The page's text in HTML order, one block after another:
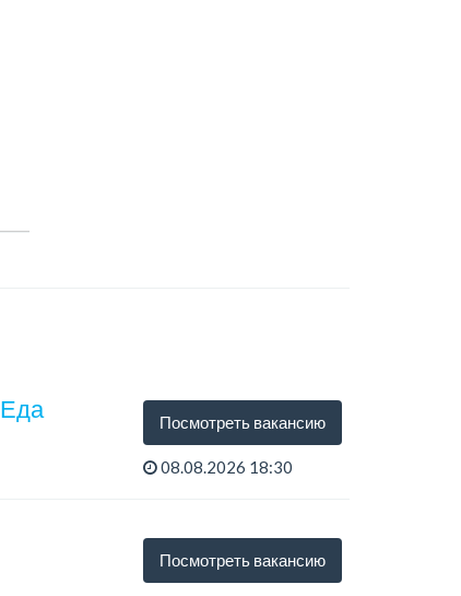
Посмотреть вакансию
08.08.2026 18:30
Посмотреть вакансию